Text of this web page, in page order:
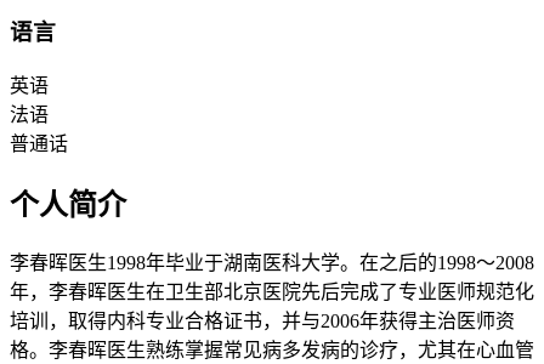
语言
英语
法语
普通话
个人简介
李春晖医生1998年毕业于湖南医科大学。在之后的1998～2008
年，李春晖医生在卫生部北京医院先后完成了专业医师规范化
培训，取得内科专业合格证书，并与2006年获得主治医师资
格。李春晖医生熟练掌握常见病多发病的诊疗，尤其在心血管